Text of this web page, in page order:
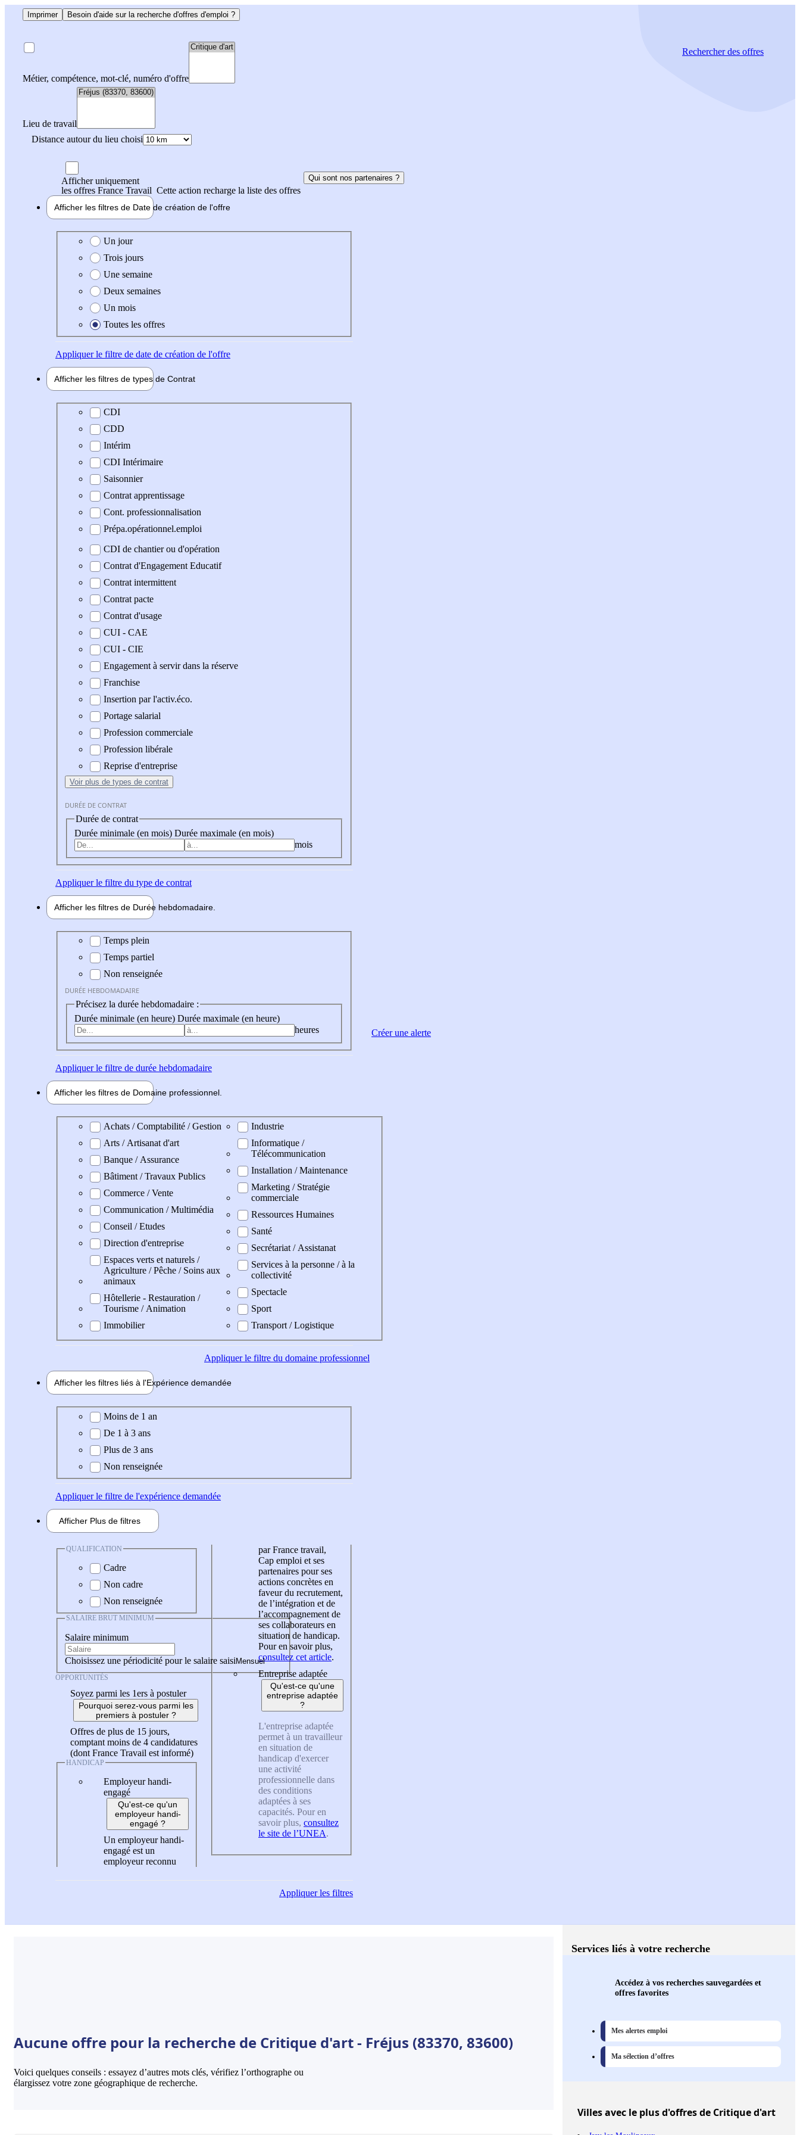
Imprimer Besoin d'aide sur la recherche d'offres d'emploi ?
Métier, compétence, mot-clé, numéro d'offre
Lieu de travail
Distance autour du lieu choisi
Rechercherdes offres
Afficher uniquement
les offres France Travail Cette action recharge la liste des offres
Qui sont nos partenaires ?
Afficher les filtres de Date de création de l'offre
Date de création de l'offre
Un jour
Trois jours
Une semaine
Deux semaines
Un mois
Toutes les offres
Appliquerle filtre de date de création de l'offre
Afficher les filtres de types de Contrat
Type de contrat
CDI
CDD
Intérim
CDI Intérimaire
Saisonnier
Contrat apprentissage
Cont. professionnalisation
Prépa.opérationnel.emploi
CDI de chantier ou d'opération
Contrat d'Engagement Educatif
Contrat intermittent
Contrat pacte
Contrat d'usage
CUI - CAE
CUI - CIE
Engagement à servir dans la réserve
Franchise
Insertion par l'activ.éco.
Portage salarial
Profession commerciale
Profession libérale
Reprise d'entreprise
Voir plus de types de contrat
DURÉE DE CONTRAT
Durée de contrat
Durée minimale (en mois) Durée maximale (en mois)
mois
Appliquerle filtre du type de contrat
Afficher les filtres de Durée hebdomadaire
Durée hebdomadaire
Temps plein
Temps partiel
Non renseignée
DURÉE HEBDOMADAIRE
Précisez la durée hebdomadaire :
Durée minimale (en heure) Durée maximale (en heure)
heures
Appliquerle filtre de durée hebdomadaire
Afficher les filtres de Domaine professionnel
Domaine professionel
Achats / Comptabilité / Gestion
Arts / Artisanat d'art
Banque / Assurance
Bâtiment / Travaux Publics
Commerce / Vente
Communication / Multimédia
Conseil / Etudes
Direction d'entreprise
Espaces verts et naturels /
Agriculture / Pêche / Soins aux
animaux
Hôtellerie - Restauration /
Tourisme / Animation
Immobilier
Industrie
Informatique /
Télécommunication
Installation / Maintenance
Marketing / Stratégie
commerciale
Ressources Humaines
Santé
Secrétariat / Assistanat
Services à la personne / à la
collectivité
Spectacle
Sport
Transport / Logistique
Appliquerle filtre du domaine professionnel
Afficher les filtres liés à l'Expérience demandée
Expérience demandée
Moins de 1 an
De 1 à 3 ans
Plus de 3 ans
Non renseignée
Appliquerle filtre de l'expérience demandée
Afficher Plus de filtres
QUALIFICATION
Cadre
Non cadre
Non renseignée
SALAIRE BRUT MINIMUM
Salaire minimum
Choisissez une périodicité pour le salaire saisi
OPPORTUNITÉS
Soyez parmi les 1ers à postuler
Pourquoi serez-vous parmi les
premiers à postuler ?
Offres de plus de 15 jours,
comptant moins de 4 candidatures
(dont France Travail est informé)
HANDICAP
Employeur handi-
engagé
Qu'est-ce qu'un
employeur handi-
engagé ?
Un employeur handi-
engagé est un
employeur reconnu
par France travail,
Cap emploi et ses
partenaires pour ses
actions concrètes en
faveur du recrutement,
de l’intégration et de
l’accompagnement de
ses collaborateurs en
situation de handicap.
Pour en savoir plus,
consultez cet article.
Entreprise adaptée
Qu'est-ce qu'une
entreprise adaptée
?
L'entreprise adaptée
permet à un travailleur
en situation de
handicap d'exercer
une activité
professionnelle dans
des conditions
adaptées à ses
capacités. Pour en
savoir plus, consultez
le site de l’UNEA.
Appliquerles filtres
Créer une alerte
Aucune offre pour la recherche de Critique d'art - Fréjus (83370, 83600)
Voici quelques conseils : essayez d’autres mots clés, vérifiez l’orthographe ou
élargissez votre zone géographique de recherche.
Services liés à votre recherche
Accédez à vos recherches sauvegardées et
offres favorites
Mes alertes emploi
Ma sélection d’offres
Villesavec le plus d'offres de Critique d'art